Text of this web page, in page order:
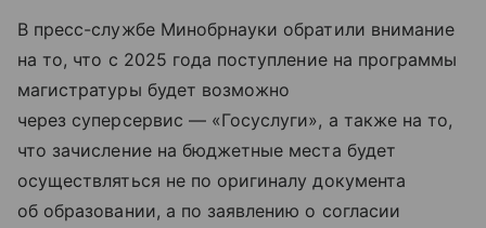
В пресс-службе Минобрнауки обратили внимание
на то, что с 2025 года поступление на программы
магистратуры будет возможно
через суперсервис — «Госуслуги», а также на то,
что зачисление на бюджетные места будет
осуществляться не по оригиналу документа
об образовании, а по заявлению о согласии